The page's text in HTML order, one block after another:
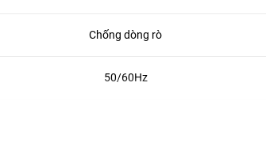
Chống dòng rò
50/60Hz